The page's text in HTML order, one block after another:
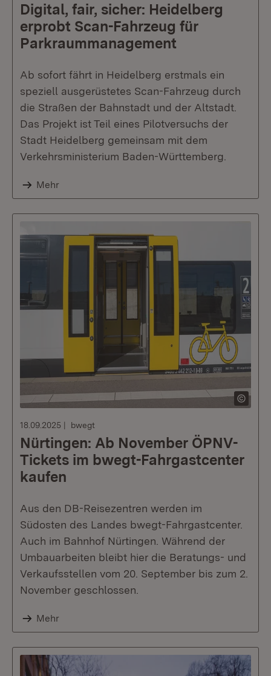
Digital, fair, sicher: Heidelberg
erprobt Scan-Fahrzeug für
Parkraummanagement
Ab sofort fährt in Heidelberg erstmals ein
speziell ausgerüstetes Scan-Fahrzeug durch
die Straßen der Bahnstadt und der Altstadt.
Das Projekt ist Teil eines Pilotversuchs der
Stadt Heidelberg gemeinsam mit dem
Verkehrsministerium Baden-Württemberg.
Mehr
18.09.2025 bwegt
Nürtingen: Ab November ÖPNV-
Tickets im bwegt-Fahrgastcenter
kaufen
Aus den DB-Reisezentren werden im
Südosten des Landes bwegt-Fahrgastcenter.
Auch im Bahnhof Nürtingen. Während der
Umbauarbeiten bleibt hier die Beratungs- und
Verkaufsstellen vom 20. September bis zum 2.
November geschlossen.
Mehr